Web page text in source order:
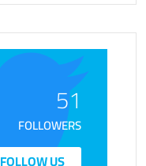
51
FOLLOWERS